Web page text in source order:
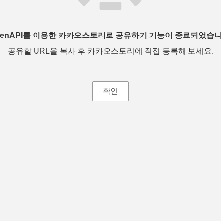
를 이용한 카카오스토리로 공유하기 기능이 종료되었습
공유할 URL을 복사 후 카카오스토리에 직접 등록해 보세요.
확인